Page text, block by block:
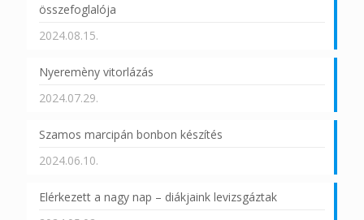
összefoglalója
2024.08.15.
Nyeremèny vitorlázás
2024.07.29.
Szamos marcipán bonbon készítés
2024.06.10.
Elérkezett a nagy nap – diákjaink levizsgáztak